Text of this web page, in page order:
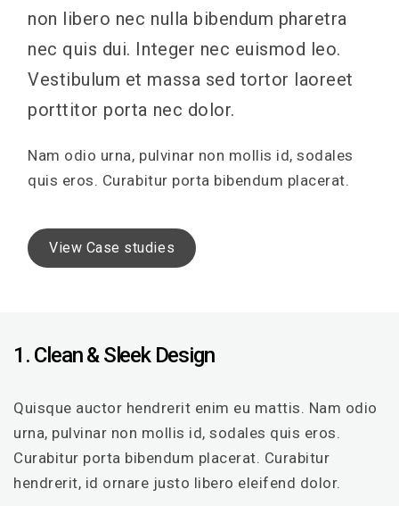
non libero nec nulla bibendum pharetra
nec quis dui. Integer nec euismod leo.
Vestibulum et massa sed tortor laoreet
porttitor porta nec dolor.
Nam odio urna, pulvinar non mollis id, sodales
quis eros. Curabitur porta bibendum placerat.
View Case studies
1. Clean & Sleek Design
Quisque auctor hendrerit enim eu mattis. Nam odio
urna, pulvinar non mollis id, sodales quis eros.
Curabitur porta bibendum placerat. Curabitur
hendrerit, id ornare justo libero eleifend dolor.